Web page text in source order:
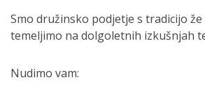
Smo družinsko podjetje s tradicijo
temeljimo na dolgoletnih izkušnjah
Nudimo vam: